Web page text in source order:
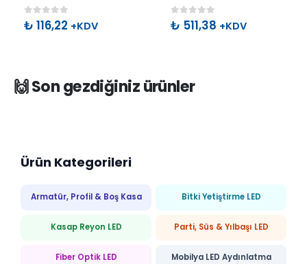
0 out of 5
₺ 116,22 +KDV 0 out of 5
₺ 511,38 +KDV
🙌 Son gezdiğiniz ürünler
Ürün Kategorileri
Armatür, Profil & Boş Kasa Bitki Yetiştirme LED
Kasap Reyon LED Parti, Süs & Yılbaşı LED
Fiber Optik LED Mobilya LED Aydınlatma